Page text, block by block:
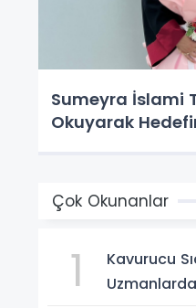
Sumeyra İslami
Okuyarak
Çok Okunanlar
1
Kavurucu